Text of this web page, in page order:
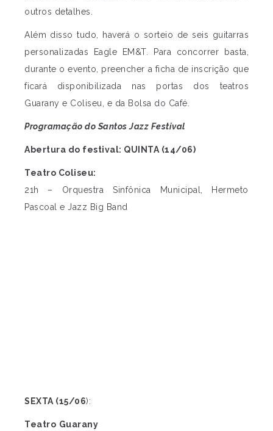
outros detalhes.
Além disso tudo, haverá o sorteio de seis guitarras
personalizadas Eagle EM&T. Para concorrer basta,
durante o evento, preencher a ficha de inscrição que
ficará disponibilizada nas portas dos teatros
Guarany e Coliseu, e da Bolsa do Café.
Programação do Santos Jazz Festival
Abertura do festival: QUINTA (14/06)
Teatro Coliseu:
21h – Orquestra Sinfônica Municipal, Hermeto
Pascoal e Jazz Big Band
SEXTA (15/06):
Teatro Guarany